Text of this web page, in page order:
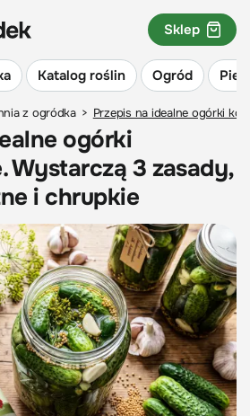
Katalog roślin Ogród
Sklep
z ogródka > Przepis na idealne ogórki
ogórki
Wystarczą 3 zasady,
i chrupkie